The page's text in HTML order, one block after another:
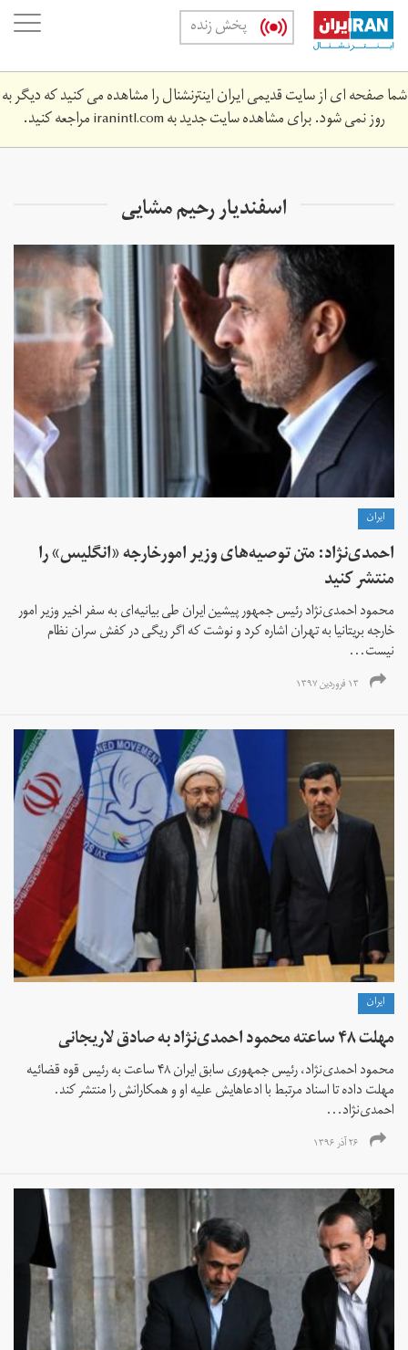
Skip
main
content
پخش زنده
شما صفحه ای از سایت قدیمی ایران اینترنشنال را مشاهده می کنید که دیگر به
روز نمی شود. برای مشاهده سایت جدید بهiranintl.comمراجعه کنید.
اسفندیار رحیم مشایی
ايران
احمدی‌نژاد: متن توصیه‌های وزیر امورخارجه «انگلیس» را
منتشر کنید
محمود احمدی‌نژاد رئیس جمهور پیشین ایران طی بیانیه‌ای به سفر اخیر وزیر امور
خارجه بریتانیا به تهران اشاره کرد و نوشت که اگر ریگی در کفش سران نظام
نیست...
۱۳ فروردین ۱۳۹۷
ايران
مهلت ۴۸ ساعته محمود احمدی‌نژاد به صادق لاریجانی
محمود احمدی‌نژاد، رئیس جمهوری سابق ایران ۴۸ ساعت به رئیس قوه قضائیه
مهلت داده تا اسناد مرتبط با ادعاهایش علیه او و همکارانش را منتشر کند.
احمدی‌نژاد...
۲۶ آذر ۱۳۹۶